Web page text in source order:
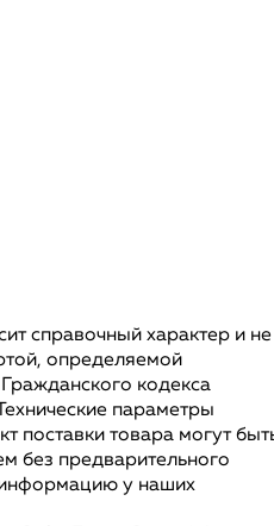
справочный характер и не
определяемой
кодекса
параметры
поставки товара могут
без предварительного
у наших